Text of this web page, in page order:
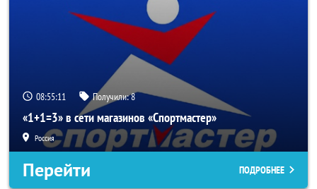
08:55:09 Получили:8
«1+1=3» в сети магазинов «Спортмастер»
Россия
Перейти ПОДРОБНЕЕ